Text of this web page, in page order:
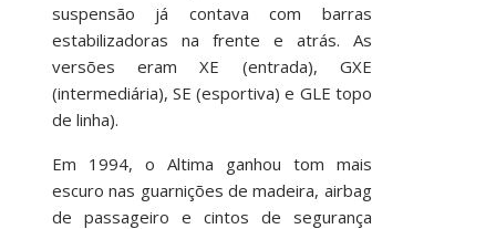
suspensão já contava com barras
estabilizadoras na frente e atrás. As
versões eram XE (entrada), GXE
(intermediária), SE (esportiva) e GLE topo
de linha).
Em 1994, o Altima ganhou tom mais
escuro nas guarnições de madeira, airbag
de passageiro e cintos de segurança